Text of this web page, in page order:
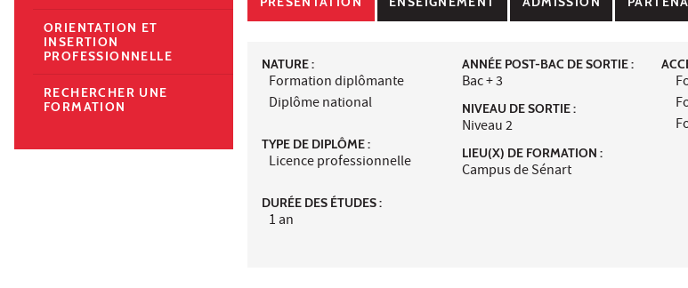
NATURE :
Formation diplômante
Diplôme national
TYPE DE DIPLÔME :
Licence professionnelle
DURÉE DES ÉTUDES :
1 an
ANNÉE POST-BAC DE SORTIE :
Bac + 3
NIVEAU DE SORTIE :
Niveau 2
LIEU(X) DE FORMATION :
Campus de Sénart
ORIENTATION ET
INSERTION
PROFESSIONNELLE
RECHERCHER UNE
FORMATION